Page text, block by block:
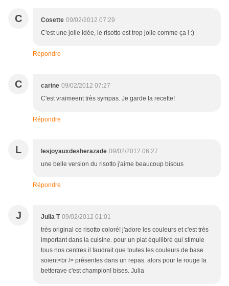
C Cosette 09/02/2012 07:29
C'est une jolie idée, le risotto est trop jolie comme ça ! :)
Répondre
C carine 09/02/2012 07:27
C'est vraimeent très sympas. Je garde la recette!
Répondre
L lesjoyauxdesherazade 09/02/2012 06:27
une belle version du risotto j'aime beaucoup bisous
Répondre
J Julia T 09/02/2012 01:01
très original ce risotto coloré! j'adore les couleurs et c'est très
important dans la cuisine. pour un plat équilibré qui stimule
tous nos centres il faudrait que toutes les couleurs de base
soient<br /> présentes dans un repas. alors pour le rouge la
betterave c'est champion! bises. Julia